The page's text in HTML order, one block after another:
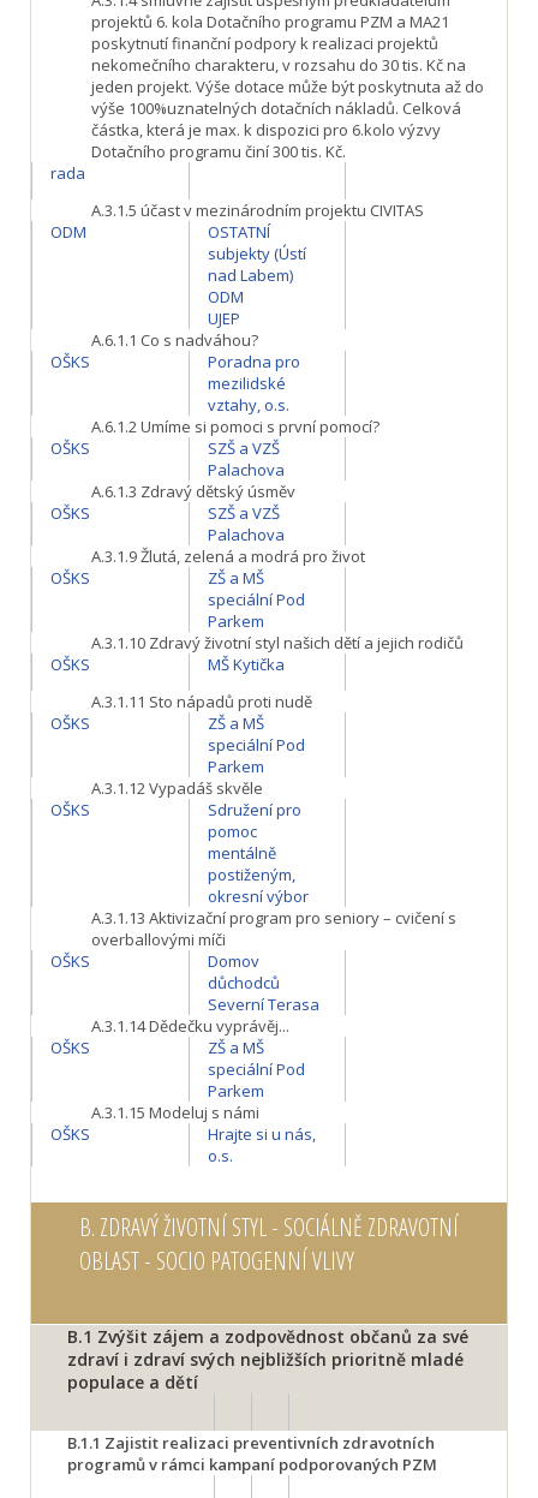
projektů 6. kola Dotačního programu PZM a MA21
poskytnutí finanční podpory k realizaci projektů
nekomečního charakteru, v rozsahu do 30 tis. Kč na
jeden projekt. Výše dotace může být poskytnuta až do
výše 100%uznatelných dotačních nákladů. Celková
částka, která je max. k dispozici pro 6.kolo výzvy
Dotačního programu činí 300 tis. Kč.
rada
A.3.1.5 účast v mezinárodním projektu CIVITAS
ODM
OSTATNÍ
subjekty (Ústí
nad Labem)
ODM
UJEP
A.6.1.1 Co s nadváhou?
OŠKS
Poradna pro
mezilidské
vztahy, o.s.
A.6.1.2Umíme si pomoci s první pomocí?
OŠKS
SZŠ a VZŠ
Palachova
A.6.1.3 Zdravý dětský úsměv
OŠKS
SZŠ a VZŠ
Palachova
A.3.1.9Žlutá, zelená a modrá pro život
OŠKS
ZŠ a MŠ
speciální Pod
Parkem
A.3.1.10 Zdravý životní styl našich dětí a jejich rodičů
OŠKS
MŠ Kytička
A.3.1.11 Sto nápadů proti nudě
OŠKS
ZŠ a MŠ
speciální Pod
Parkem
A.3.1.12Vypadáš skvěle
OŠKS
Sdružení pro
pomoc
mentálně
postiženým,
okresní výbor
A.3.1.13 Aktivizační program pro seniory – cvičení s
overballovými míči
OŠKS
Domov
důchodců
Severní Terasa
A.3.1.14Dědečku vyprávěj...
OŠKS
ZŠ a MŠ
speciální Pod
Parkem
A.3.1.15 Modeluj s námi
OŠKS
Hrajte si u nás,
o.s.
B. ZDRAVÝ ŽIVOTNÍ STYL - SOCIÁLNĚ ZDRAVOTNÍ
OBLAST - SOCIO PATOGENNÍ VLIVY
B.1 Zvýšit zájem a zodpovědnost občanů za své
zdraví i zdraví svých nejbližších prioritně mladé
populace a dětí
B.1.1 Zajistit realizaci preventivních zdravotních
programů v rámci kampaní podporovaných PZM